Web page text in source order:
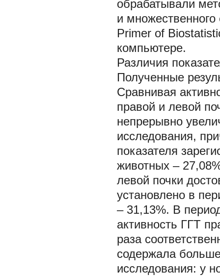
обрабатывали
и
Primer of
компьютере.
Различия
Полученные
Сравнивая
правой и левой
непрерывно
исследования,
показателя
животных –
левой почки
установлено в
– 31,13%. В
активность ГГТ
раза
содержала
исследования: у